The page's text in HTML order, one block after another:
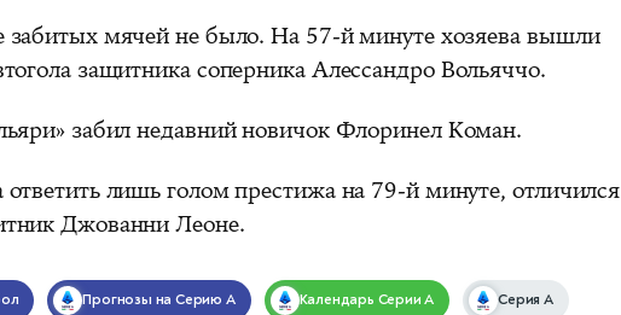
забитых мячей не было. На 57-й минуте хозяева вышли
защитника соперника Алессандро Вольяччо.
забил недавний новичок Флоринел Коман.
ответить лишь голом престижа на 79-й минуте, отличился
Джованни Леоне.
Прогнозы на Серию А Календарь Серии А Серия A